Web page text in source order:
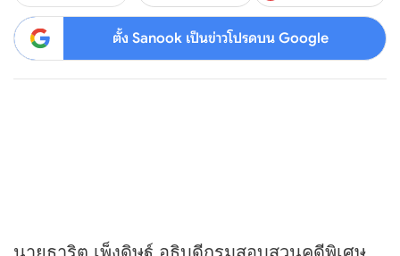
ตั้ง Sanook เป็นข่าวโปรดบน Google